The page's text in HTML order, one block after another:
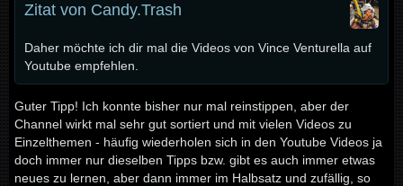
Zitat von Candy.Trash
Daher möchte ich dir mal die Videos von Vince Venturella auf
Youtube empfehlen.
Guter Tipp! Ich konnte bisher nur mal reinstippen, aber der
Channel wirkt mal sehr gut sortiert und mit vielen Videos zu
Einzelthemen - häufig wiederholen sich in den Youtube Videos ja
doch immer nur dieselben Tipps bzw. gibt es auch immer etwas
neues zu lernen, aber dann immer im Halbsatz und zufällig, so